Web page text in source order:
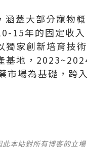
蓋大部分寵物
15年的固定收
家創新培育技
基地，
場為基礎，跨
本站對所有博客的立